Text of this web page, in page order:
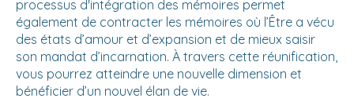
processus d'intégration des mémoires permet
également de contracter les mémoires où l’Être a vécu
des états d’amour et d’expansion et de mieux saisir
son mandat d’incarnation. À travers cette réunification,
vous pourrez atteindre une nouvelle dimension et
bénéficier d’un nouvel élan de vie.